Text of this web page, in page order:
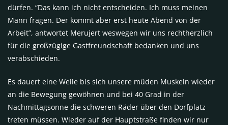
dürfen. “Das kann ich nicht entscheiden. Ich muss meinen
Mann fragen. Der kommt aber erst heute Abend von der
Arbeit”, antwortet Merujert weswegen wir uns rechtherzlich
für die großzügige Gastfreundschaft bedanken und uns
verabschieden.
Es dauert eine Weile bis sich unsere müden Muskeln wieder
an die Bewegung gewöhnen und bei 40 Grad in der
Nachmittagsonne die schweren Räder über den Dorfplatz
treten müssen. Wieder auf der Hauptstraße finden wir nur